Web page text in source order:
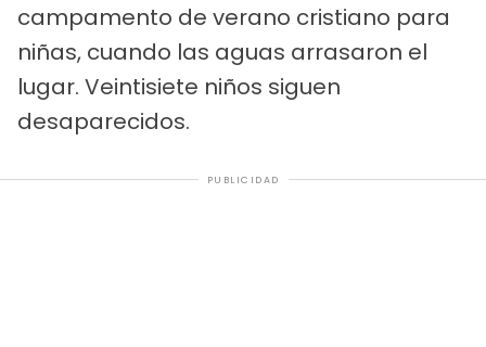
campamento de verano cristiano para
niñas, cuando las aguas arrasaron el
lugar. Veintisiete niños siguen
desaparecidos.
PUBLICIDAD